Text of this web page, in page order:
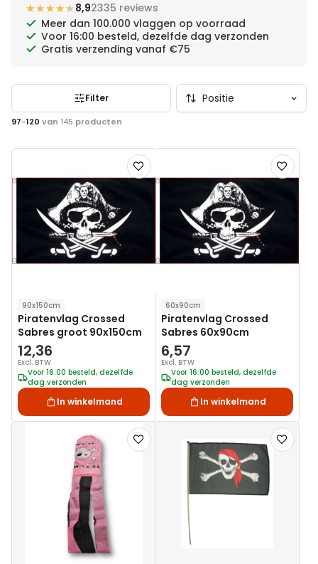
★★★★★
★★★★★8,92335 reviews
Meer dan 100.000 vlaggen op voorraad
Voor 16:00 besteld, dezelfde dag verzonden
Gratis verzending vanaf €75
97-120 van 145 producten
Filter
Voeg
toe
90x150cm
Piratenvlag Crossed
Sabres groot 90x150cm
12,36
Excl. BTW
Voor 16:00 besteld, dezelfde
dag verzonden
In winkelmand
Voeg
toe
60x90cm
Piratenvlag Crossed
Sabres 60x90cm
6,57
Excl. BTW
Voor 16:00 besteld, dezelfde
dag verzonden
In winkelmand
Voeg
toe
Voeg
toe